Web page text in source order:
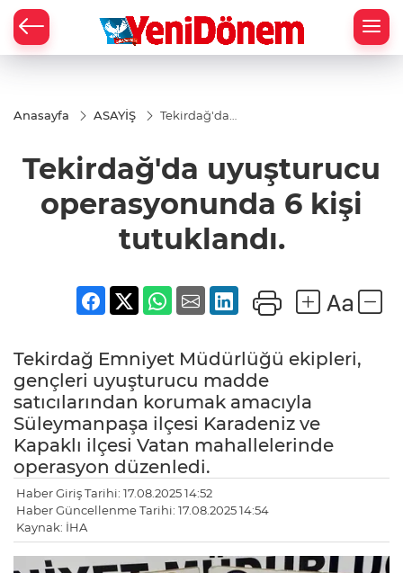
Anasayfa ASAYİŞ
Tekirdağ'da
6 kişi
tutuklandı.
Tekirdağ'da uyuşturucu
operasyonunda 6 kişi
tutuklandı.
Tekirdağ Emniyet Müdürlüğü ekipleri,
gençleri uyuşturucu madde
satıcılarından korumak amacıyla
Süleymanpaşa ilçesi Karadeniz ve
Kapaklı ilçesi Vatan mahallelerinde
operasyon düzenledi.
Haber Giriş Tarihi: 17.08.2025 14:52
Haber Güncellenme Tarihi: 17.08.2025 14:54
Kaynak: İHA